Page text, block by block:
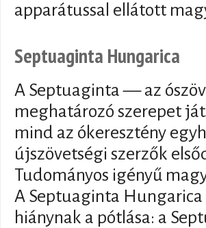
apparátussal ellátott
Septuaginta Hungarica
A Septuaginta — az
meghatározó szerepet
mind az ókeresztény
újszövetségi szerzők
Tudományos igényű
A Septuaginta
hiánynak a pótlása: a